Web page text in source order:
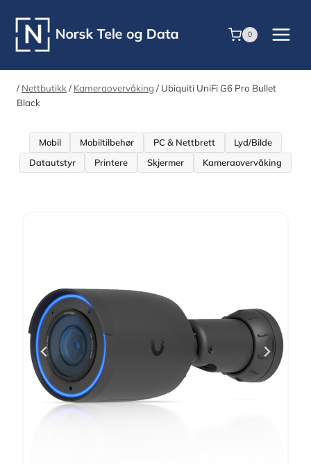
content
0
/ Nettbutikk/ Kameraovervåking / Ubiquiti UniFi G6 Pro Bullet
Black
Mobil Mobiltilbehør PC & Nettbrett
Lyd/Bilde
Datautstyr
Printere Skjermer Kameraovervåking